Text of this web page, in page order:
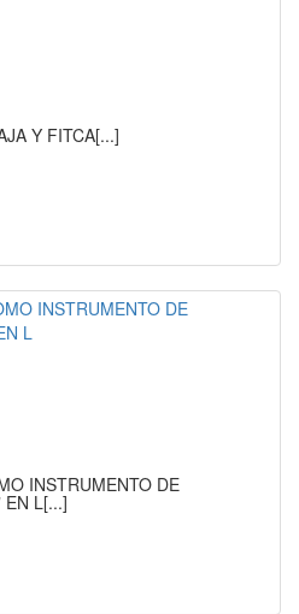
Y FITCA[...]
INSTRUMENTO DE
EN L[...]